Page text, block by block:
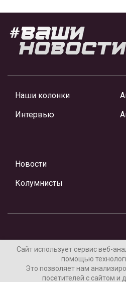
Наши колонки
Интервью
Новости
Колумнисты
Материалы предоставлены
Сайт использует сервис веб-
помощью
Это позволяет нам
посетителей с сайтом и